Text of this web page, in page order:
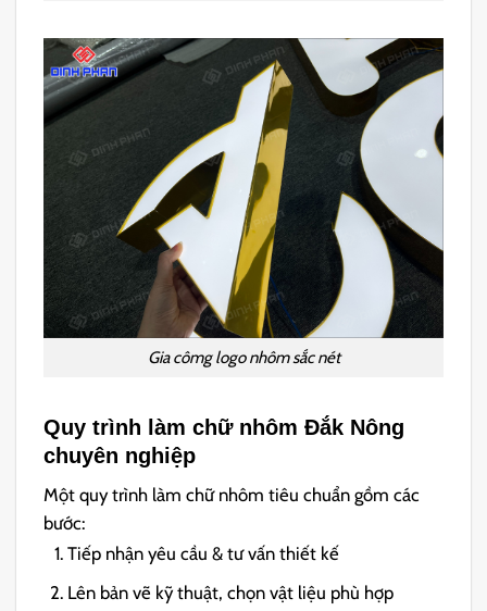
Gia cômg logo nhôm sắc nét
Quy trình làm chữ nhôm Đắk Nông
chuyên nghiệp
Một quy trình làm chữ nhôm tiêu chuẩn gồm các
bước:
Tiếp nhận yêu cầu & tư vấn thiết kế
Lên bản vẽ kỹ thuật, chọn vật liệu phù hợp